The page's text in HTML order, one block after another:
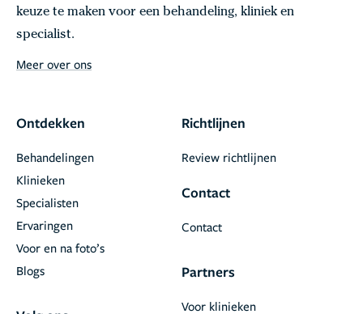
keuze te maken voor een behandeling, kliniek en
specialist.
Meer over ons
Ontdekken
Behandelingen
Klinieken
Specialisten
Ervaringen
Voor en na foto’s
Blogs
Richtlijnen
Review richtlijnen
Contact
Contact
Partners
Voor klinieken